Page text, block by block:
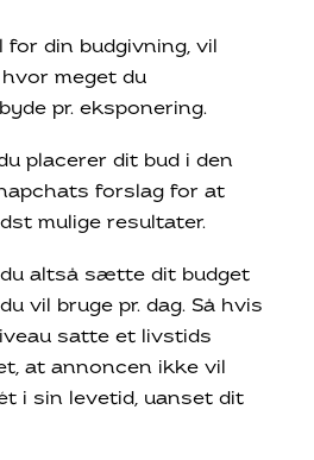
din budgivning, vil
meget du
pr. eksponering.
placerer dit bud i den
forslag for at
mulige resultater.
du altså sætte dit budget
vil bruge pr. dag. Så hvis
satte et livstids
at annoncen ikke vil
i sin levetid, uanset dit